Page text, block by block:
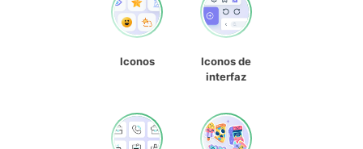
Iconos
Iconos de
interfaz